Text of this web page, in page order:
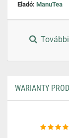
Eladó: ManuTea
WARIANTY